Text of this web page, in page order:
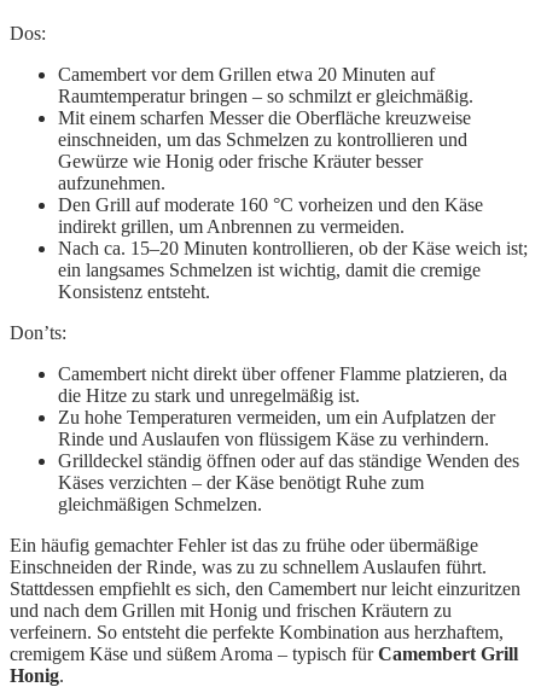
Dos:
Camembert vor dem Grillen etwa 20 Minuten auf
Raumtemperatur bringen – so schmilzt er gleichmäßig.
Mit einem scharfen Messer die Oberfläche kreuzweise
einschneiden, um das Schmelzen zu kontrollieren und
Gewürze wie Honig oder frische Kräuter besser
aufzunehmen.
Den Grill auf moderate 160 °C vorheizen und den Käse
indirekt grillen, um Anbrennen zu vermeiden.
Nach ca. 15–20 Minuten kontrollieren, ob der Käse weich ist;
ein langsames Schmelzen ist wichtig, damit die cremige
Konsistenz entsteht.
Don’ts:
Camembert nicht direkt über offener Flamme platzieren, da
die Hitze zu stark und unregelmäßig ist.
Zu hohe Temperaturen vermeiden, um ein Aufplatzen der
Rinde und Auslaufen von flüssigem Käse zu verhindern.
Grilldeckel ständig öffnen oder auf das ständige Wenden des
Käses verzichten – der Käse benötigt Ruhe zum
gleichmäßigen Schmelzen.
Ein häufig gemachter Fehler ist das zu frühe oder übermäßige
Einschneiden der Rinde, was zu zu schnellem Auslaufen führt.
Stattdessen empfiehlt es sich, den Camembert nur leicht einzuritzen
und nach dem Grillen mit Honig und frischen Kräutern zu
verfeinern. So entsteht die perfekte Kombination aus herzhaftem,
cremigem Käse und süßem Aroma – typisch fürCamembert Grill
Honig.